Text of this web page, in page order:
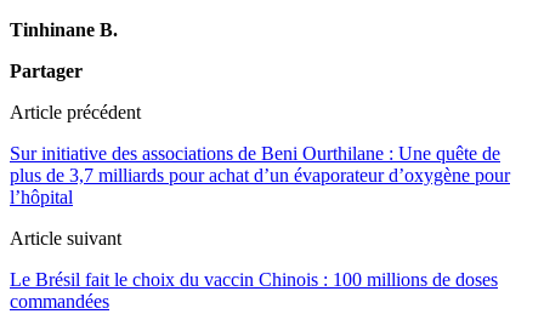
Tinhinane B.
Partager
Article précédent
Sur initiative des associations de Beni Ourthilane : Une quête de
plus de 3,7 milliards pour achat d’un évaporateur d’oxygène pour
l’hôpital
Article suivant
Le Brésil fait le choix du vaccin Chinois : 100 millions de doses
commandées